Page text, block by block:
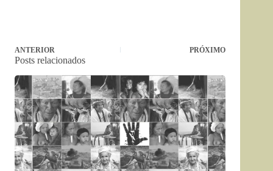
ANTERIOR PRÓXIMO
Posts relacionados